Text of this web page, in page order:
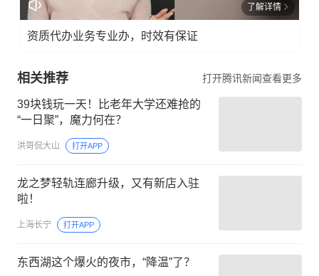
了解详情
资质代办业务专业办，时效有保证
相关推荐 打开腾讯新闻查看更多
39块钱玩一天！比老年大学还难抢的
“一日聚”，魔力何在？
洪哥侃大山 打开APP
龙之梦轻轨连廊升级，又有新店入驻
啦！
上海长宁 打开APP
东西湖这个爆火的夜市，“降温”了？